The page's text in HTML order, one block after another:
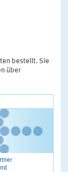
bestellt. Sie
über